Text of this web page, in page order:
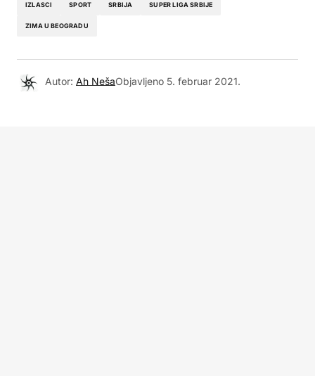
IZLASCI SPORT SRBIJA SUPER LIGA SRBIJE
ZIMA U BEOGRADU
Autor: Ah NešaObjavljeno 5. februar 2021.